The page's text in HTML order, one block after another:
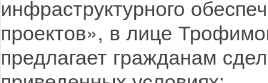
инфраструктурного
проектов», в лице
предлагает гражданам